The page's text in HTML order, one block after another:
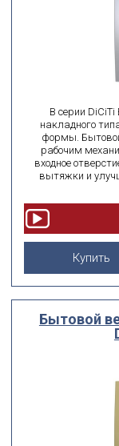
В серии
накладного
формы.
рабочим
входное
вытяжки и
Купить
Бытовой